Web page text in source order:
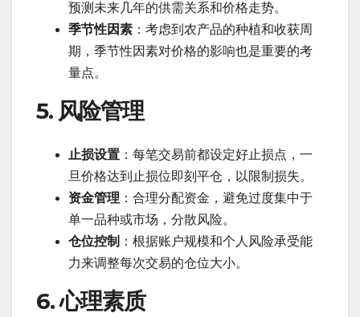
预测未来几年的供需关系和价格走势。
季节性因素 ：考虑到农产品的种植和收获周
期，季节性因素对价格的影响也是重要的考
量点。
5. 风险管理
止损设置 ：每笔交易前都设定好止损点，一
旦价格达到止损位即刻平仓，以限制损失。
资金管理 ：合理分配资金，避免过度集中于
单一品种或市场，分散风险。
仓位控制 ：根据账户规模和个人风险承受能
力来调整每次交易的仓位大小。
6. 心理素质